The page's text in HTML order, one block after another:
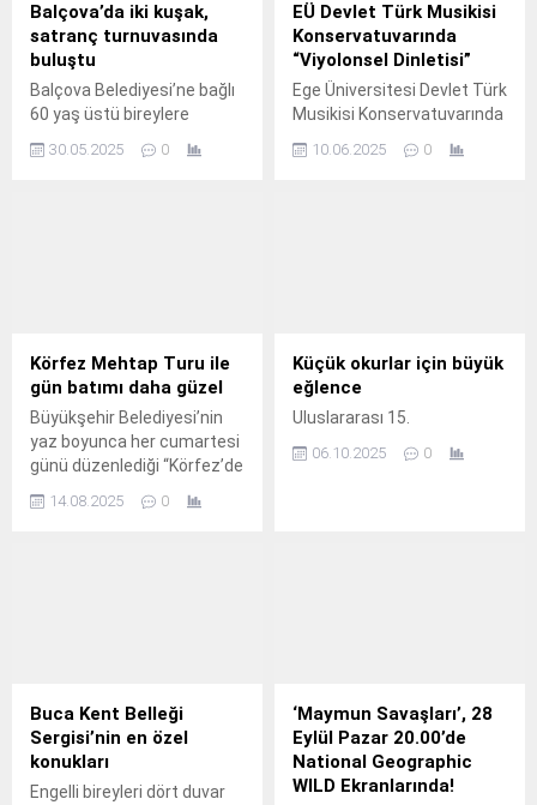
Balçova’da iki kuşak,
satranç turnuvasında
buluştu
Balçova Belediyesi’ne bağlı
60 yaş üstü bireylere
Merkezi’nin satranç
30.05.2025 0
EÜ Devlet Türk Musikisi
Konservatuvarında
“Viyolonsel Dinletisi”
Ege Üniversitesi Devlet Türk
Musikisi Konservatuvarında
almaya devam ediyor.
10.06.2025 0
Körfez Mehtap Turu ile
gün batımı daha güzel
Büyükşehir Belediyesi’nin
yaz boyunca her cumartesi
günü düzenlediği “Körfez’de
vatandaşlara gün batımı
14.08.2025 0
Küçük okurlar için büyük
eğlence
Uluslararası 15.
06.10.2025 0
Buca Kent Belleği
Sergisi’nin en özel
konukları
Engelli bireyleri dört duvar
‘Maymun Savaşları’, 28
Eylül Pazar 20.00’de
National Geographic
WILD Ekranlarında!